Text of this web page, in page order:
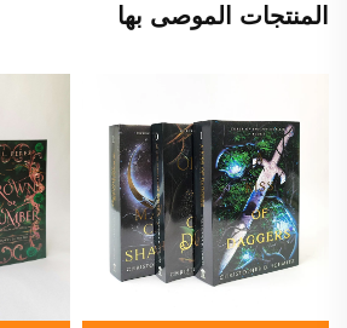
المنتجات الموصى بها